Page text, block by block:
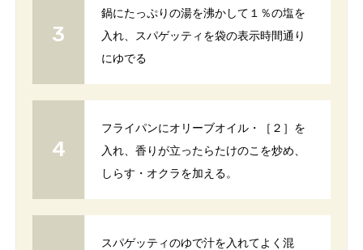
鍋にたっぷりの湯を沸かして１％の塩を
入れ、スパゲッティを袋の表示時間通り
にゆでる
フライパンにオリーブオイル・［２］を
入れ、香りが立ったらたけのこを炒め、
しらす・オクラを加える。
スパゲッティのゆで汁を入れてよく混